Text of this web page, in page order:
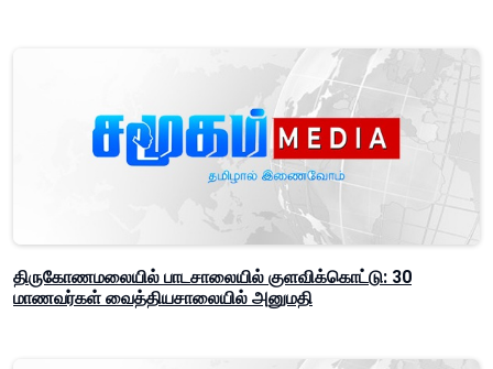
திருகோணமலையில் பாடசாலையில் குளவிக்கொட்டு: 30
மாணவர்கள் வைத்தியசாலையில் அனுமதி